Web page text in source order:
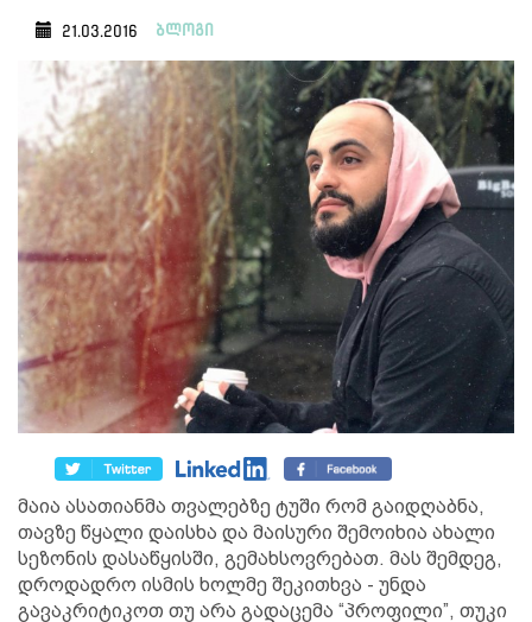
21.03.2016 ბლოგი
მაია ასათიანმა თვალებზე ტუში რომ გაიდღაბნა,
თავზე წყალი დაისხა და მაისური შემოიხია ახალი
სეზონის დასაწყისში, გემახსოვრებათ. მას შემდეგ,
დროდადრო ისმის ხოლმე შეკითხვა - უნდა
გავაკრიტიკოთ თუ არა გადაცემა “პროფილი”, თუკი